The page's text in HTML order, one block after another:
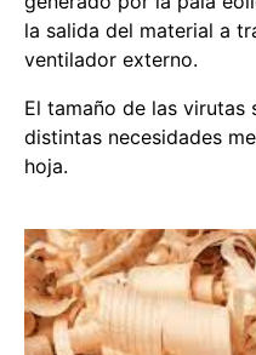
la salida del material a
ventilador externo.
El tamaño de las virutas
distintas necesidades
hoja.